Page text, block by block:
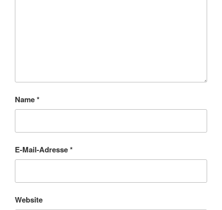
Name*
E-Mail-Adresse*
Website